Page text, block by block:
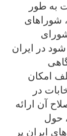
به طور
شوراهای
در ایران
امکان
در
آن ارائه
حول
ایران پر